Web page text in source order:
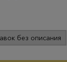
без описания